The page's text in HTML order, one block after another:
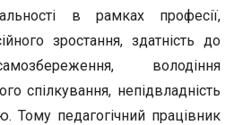
в рамках професії,
зростання, здатність до
володіння
спілкування, непідвладність
Тому педагогічний працівник